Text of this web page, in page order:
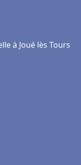
à Joué lès Tours